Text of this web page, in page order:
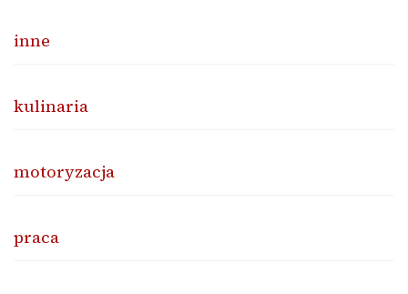
inne
kulinaria
motoryzacja
praca